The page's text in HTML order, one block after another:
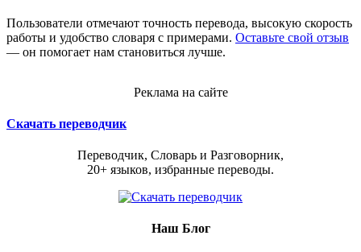
Пользователи отмечают точность перевода, высокую скорость
работы и удобство словаря с примерами. Оставьте свой отзыв
— он помогает нам становиться лучше.
Реклама на сайте
Скачать переводчик
Переводчик, Словарь и Разговорник,
20+ языков, избранные переводы.
Наш Блог